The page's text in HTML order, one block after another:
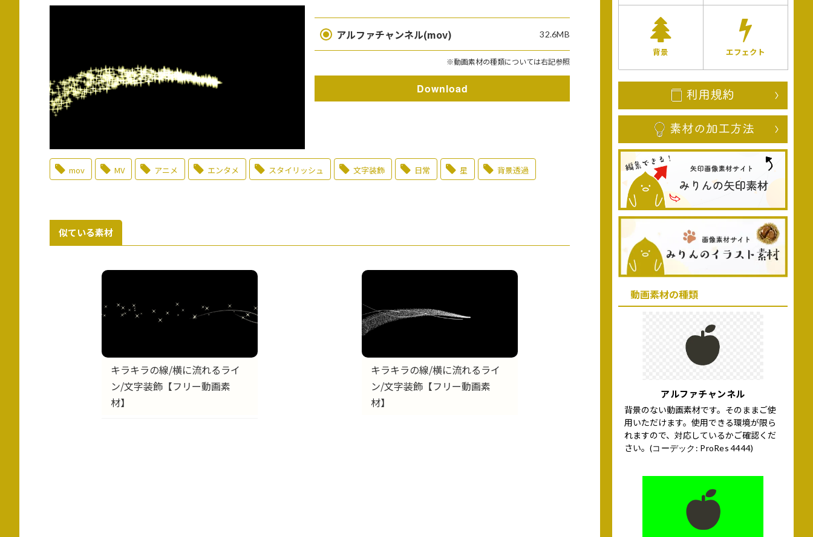
アルファチャンネル(mov) 32.6MB
※動画素材の種類については右記参照
Download
mov MV アニメ エンタメ スタイリッシュ 文字装飾 日常 星 背景透過
似ている素材
キラキラの線/横に流れるライ
ン/文字装飾【フリー動画素
材】
キラキラの線/横に流れるライ
ン/文字装飾【フリー動画素
材】
背景 エフェクト
動画素材の種類
アルファチャンネル
背景のない動画素材です。そのままご使
用いただけます。使用できる環境が限ら
れますので、対応しているかご確認くだ
さい。 (コーデック: ProRes 4444)